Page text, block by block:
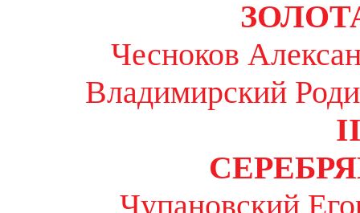
Чесноков
Владимирский
Чупановский